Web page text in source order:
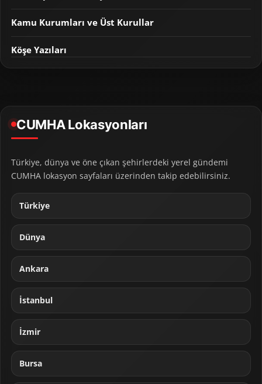
Kamu Kurumları ve Üst Kurullar
Köşe Yazıları
CUMHA Lokasyonları
Türkiye, dünya ve öne çıkan şehirlerdeki yerel gündemi
CUMHA lokasyon sayfaları üzerinden takip edebilirsiniz.
Türkiye
Dünya
Ankara
İstanbul
İzmir
Bursa